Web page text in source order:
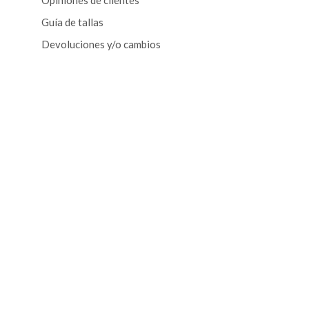
Guía de tallas
Devoluciones y/o cambios